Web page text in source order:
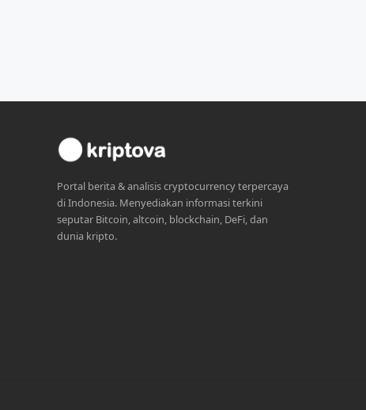
Portal berita & analisis cryptocurrency terpercaya
di Indonesia. Menyediakan informasi terkini
seputar Bitcoin, altcoin, blockchain, DeFi, dan
dunia kripto.